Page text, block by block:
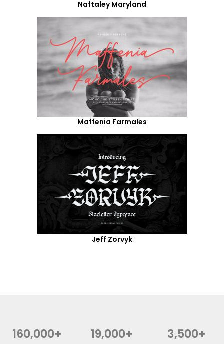
Naftaley Maryland
Maffenia Farmales
Jeff Zorvyk
160,000+ 19,000+ 3,500+